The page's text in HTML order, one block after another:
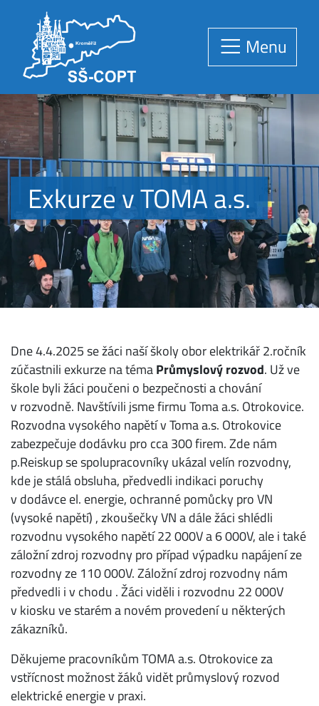
Menu
Exkurze v TOMA a.s.
Dne 4.4.2025 se žáci naší školy obor elektrikář 2.ročník
zúčastnili exkurze na témaPrůmyslový rozvod. Už ve
škole byli žáci poučeni o bezpečnosti a chování
v rozvodně. Navštívili jsme firmu Toma a.s. Otrokovice.
Rozvodna vysokého napětí v Toma a.s. Otrokovice
zabezpečuje dodávku pro cca 300 firem. Zde nám
p.Reiskup se spolupracovníky ukázal velín rozvodny,
kde je stálá obsluha, předvedli indikaci poruchy
v dodávce el. energie, ochranné pomůcky pro VN
(vysoké napětí) , zkoušečky VN a dále žáci shlédli
rozvodnu vysokého napětí 22 000V a 6 000V, ale i také
záložní zdroj rozvodny pro případ výpadku napájení ze
rozvodny ze 110 000V. Záložní zdroj rozvodny nám
předvedli i v chodu . Žáci viděli i rozvodnu 22 000V
v kiosku ve starém a novém provedení u některých
zákazníků.
Děkujeme pracovníkům TOMA a.s. Otrokovice za
vstřícnost možnost žáků vidět průmyslový rozvod
elektrické energie v praxi.